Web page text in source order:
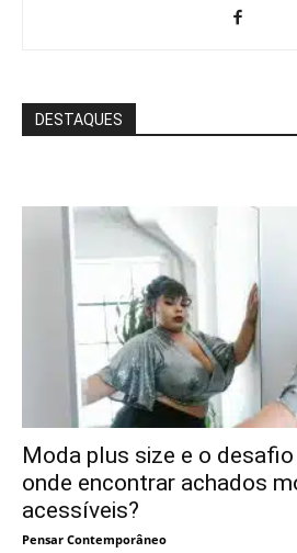
DESTAQUES
Moda plus size e o
onde encontrar achados
acessíveis?
Pensar Contemporâneo